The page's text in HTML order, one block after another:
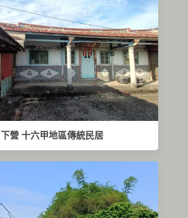
下營 十六甲地區傳統民居